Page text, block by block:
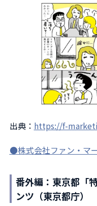
出典： https://f-
●株式会社ファン・マ
番外編：東京都「
ンツ（東京都庁）